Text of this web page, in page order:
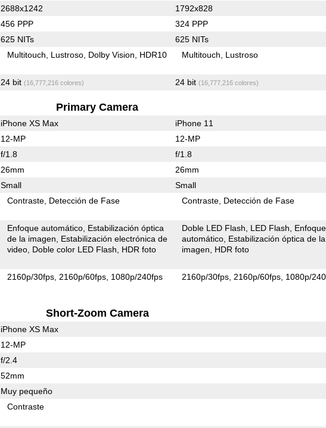
2688x1242 1792x828
456 PPP 324 PPP
625 NITs 625 NITs
Multitouch Lustroso Dolby Vision HDR10 Multitouch Lustroso
24 bit (16,777,216 colores) 24 bit (16,777,216 colores)
Primary Camera
iPhone XS Max iPhone 11
12-MP 12-MP
f/1.8 f/1.8
26mm 26mm
Small Small
Contraste Detección de Fase Contraste Detección de Fase
Enfoque automático Estabilización óptica
de la imagen
Estabilización electrónica de
video Doble color LED Flash HDR foto
Doble LED Flash LED Flash
Enfoque
automático Estabilización óptica de la
imagen
HDR foto
2160p/30fps 2160p/60fps 1080p/240fps 2160p/30fps 2160p/60fps 1080p/
Short-Zoom Camera
iPhone XS Max
12-MP
f/2.4
52mm
Muy pequeño
Contraste